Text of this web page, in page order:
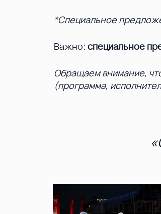
*Специальное
Важно: специальное
Обращаем внимание,
(программа,